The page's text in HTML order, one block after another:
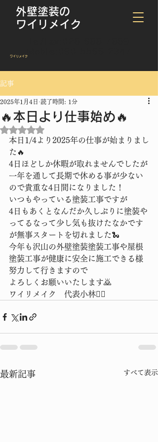
外壁塗装の
ワイリメイク
​ワイリメイク
記事
🔥本日より仕事始め🔥
2025年1月4日 読了時間: 1分
5つ星のうちNaNと評価されています。
本日1/4より2025年の仕事が始まりまし
た🔥
4日ほどしか休暇が取れませんでしたが
一年を通して長期で休める事が少ない
ので貴重な4日間になりました！
いつもやっている塗装工事ですが
4日もあくとなんだか久しぶりに塗装や
ってるなって少し気も抜けたなかです
が無事スタートを切れました🐍
今年も沢山の外壁塗装塗装工事や屋根
塗装工事が健康に安全に施工できる様
努力して行きますので
よろしくお願いいたします🙇
ワイリメイク　代表小林👷‍♂️
最新記事 すべて表示